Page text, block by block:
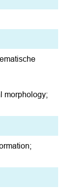
morphology;